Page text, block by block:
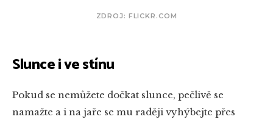
ZDROJ: FLICKR.COM
Slunce i ve stínu
Pokud se nemůžete dočkat slunce, pečlivě se
namažte a i na jaře se mu raději vyhýbejte přes